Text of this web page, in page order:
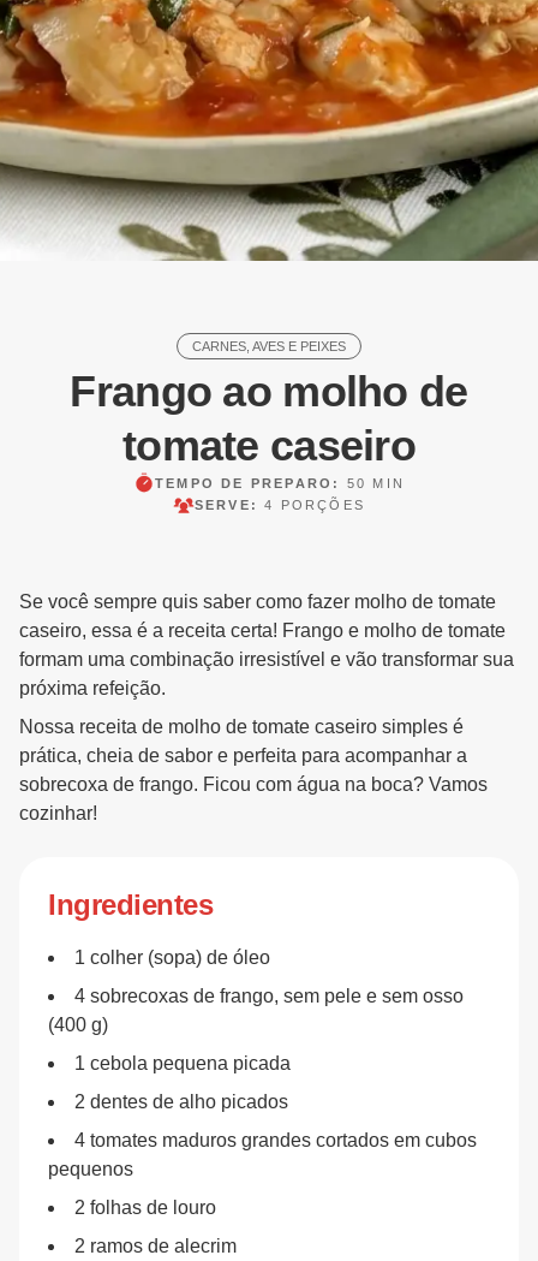
CARNES, AVES E PEIXES
Frango ao molho de
tomate caseiro
TEMPO DE PREPARO: 50 MIN
SERVE:4 PORÇÕES
Se você sempre quis saber como fazer molho de tomate
caseiro, essa é a receita certa! Frango e molho de tomate
formam uma combinação irresistível e vão transformar sua
próxima refeição.
Nossa receita de molho de tomate caseiro simples é
prática, cheia de sabor e perfeita para acompanhar a
sobrecoxa de frango. Ficou com água na boca? Vamos
cozinhar!
Ingredientes
1 colher (sopa) de óleo
4 sobrecoxas de frango, sem pele e sem osso
(400 g)
1 cebola pequena picada
2 dentes de alho picados
4 tomates maduros grandes cortados em cubos
pequenos
2 folhas de louro
2 ramos de alecrim